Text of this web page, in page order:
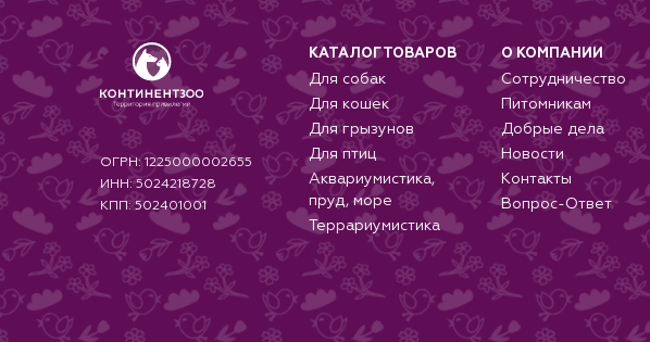
ОГРН: 1225000002655
ИНН: 5024218728
КПП: 502401001
КАТАЛОГ ТОВАРОВ
Для собак
Для кошек
Для грызунов
Для птиц
Аквариумистика,
пруд, море
Террариумистика
О КОМПАНИИ
Сотрудничество
Питомникам
Добрые дела
Новости
Контакты
Вопрос-Ответ